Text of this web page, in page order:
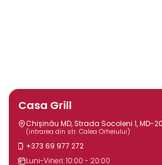
Casa Grill
Chișinău MD, Strada Socoleni 1, MD-
(intrarea din str. Calea Orheiului)
+373 69 977 272
Luni-Vineri: 10:00 - 20:00